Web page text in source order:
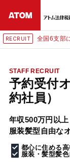
RECRUIT 全国6支部
STAFF RECRUIT
予約受付
約社員）
年収500万円以
服装髪型自由な
都心に住める
服装・髪型髪
無料相
電
ホーム
取扱分野